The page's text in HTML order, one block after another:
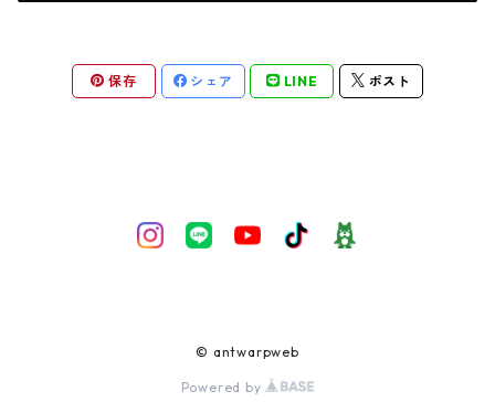
保存 シェア LINE ポスト
© antwarpweb
Powered by